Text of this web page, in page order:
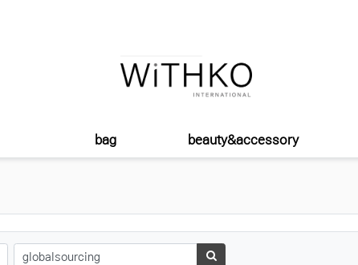
bag beauty&accessory
태그